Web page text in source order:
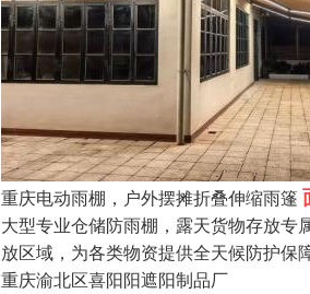
重庆电动雨棚，户外摆摊折叠伸缩雨篷
大型专业仓储防雨棚，露天货物存放专
放区域，为各类物资提供全天候防护保
重庆渝北区喜阳阳遮阳制品厂